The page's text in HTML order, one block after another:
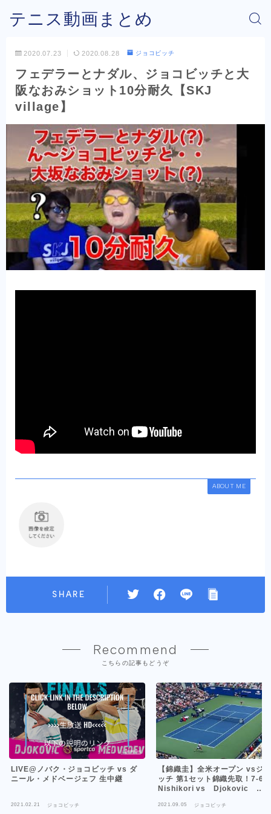
テニス動画まとめ
2020.07.23 2020.08.28 ジョコビッチ
フェデラーとナダル、ジョコビッチと大
阪なおみショット10分耐久【SKJ
village】
ABOUT ME
SHARE
Recommend
こちらの記事もどうぞ
LIVE@ノバク・ジョコビッチ vs ダ
ニール・メドベージェフ 生中継
2021.02.21 ジョコビッチ
【錦織圭】全米オープン vsジ
ッチ 第1セット錦織先取！7-6(4)
Nishikori vs Djokovic
2021.09.05 ジョコビッチ